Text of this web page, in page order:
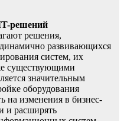
решений
решения,
развивающихся
систем, их
существующими
значительным
оборудования
на изменения в бизнес-
и расширять